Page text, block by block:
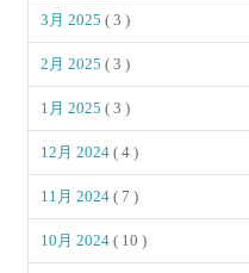
3月 2025( 3 )
2月 2025( 3 )
1月 2025( 3 )
12月 2024( 4 )
11月 2024( 7 )
10月 2024( 10 )